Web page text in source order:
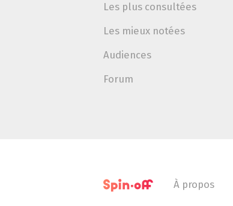
Les plus consultées
Les mieux notées
Audiences
Forum
À propos